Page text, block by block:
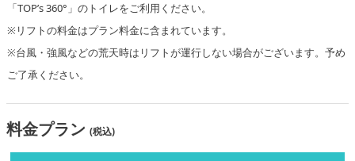
「TOP’s 360°」のトイレをご利用ください。
※リフトの料金はプラン料金に含まれています。
※台風・強風などの荒天時はリフトが運行しない場合がございます。予め
ご了承ください。
料金プラン (税込)